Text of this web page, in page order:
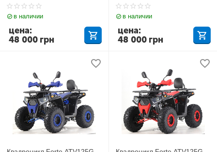
в наличии
48 000 грн
цена:
в наличии
48 000 грн
цена: